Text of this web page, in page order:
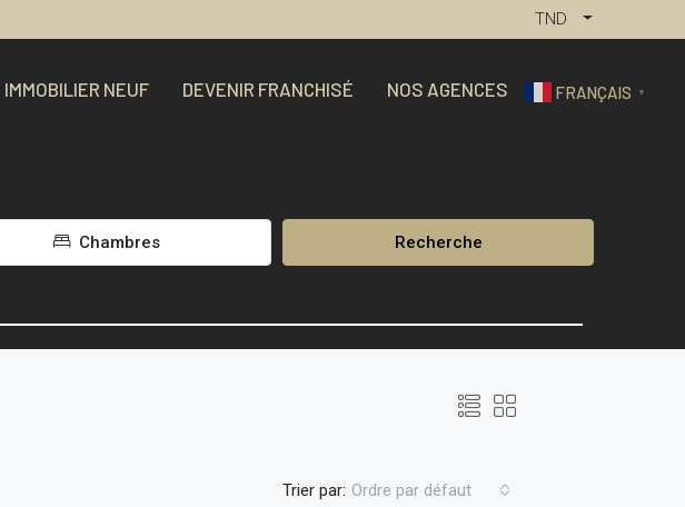
TND
IMMOBILIER NEUF DEVENIR FRANCHISÉ NOS AGENCES FRANÇAIS ▼
Chambres Recherche
Trier par: Ordre par défaut